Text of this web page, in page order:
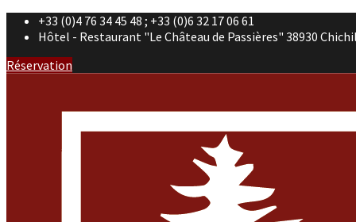
+33 (0)4 76 34 45 48 ; +33 (0)6 32 17 06 61
Hôtel - Restaurant "Le Château de Passières" 38930
Réservation